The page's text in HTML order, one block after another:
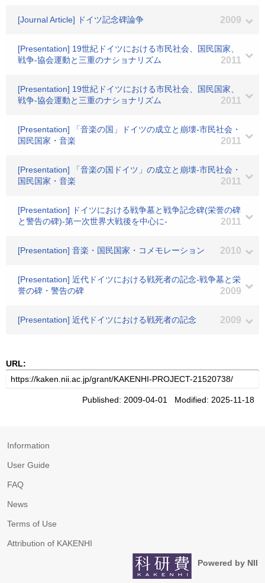
[Journal Article] ドイツ記念碑論争 2009
[Presentation] 19世紀ドイツにおける市民社会、国民国家、
戦争-協会運動と三重のナショナリズム
2011
[Presentation] 19世紀ドイツにおける市民社会、国民国家、
戦争-協会運動と三重のナショナリズム
2011
[Presentation] 「音楽の国」ドイツの成立と崩壊-市民社会・
国民国家・音楽
2011
[Presentation] 「音楽の国ドイツ」の成立と崩壊-市民社会・
国民国家・音楽
2011
[Presentation] ドイツにおける戦争墓と戦争記念碑(栄誉の碑
と警告の碑)-第一次世界大戦後を中心に-
2011
[Presentation] 音楽・国民国家・コメモレーション 2010
[Presentation] 近代ドイツにおける戦死者の記念-戦争墓と栄
誉の碑・警告の碑
2009
[Presentation] 近代ドイツにおける戦死者の記念 2009
URL:
Published: 2009-04-01 Modified: 2025-11-18
Information
User Guide
FAQ
News
Terms of Use
Attribution of KAKENHI
Powered by NII